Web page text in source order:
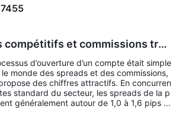
compétitifs et commissions tran
Markets
d’ouverture d’un compte était simple
monde des spreads et des commissions,
des chiffres attractifs. En concurren
standard du secteur, les spreads de la p
généralement autour de 1,0 à 1,6 pips p
clés. Ceci, associé à leur struct
peut certainement donner un n
à la recherche de rentabilité.